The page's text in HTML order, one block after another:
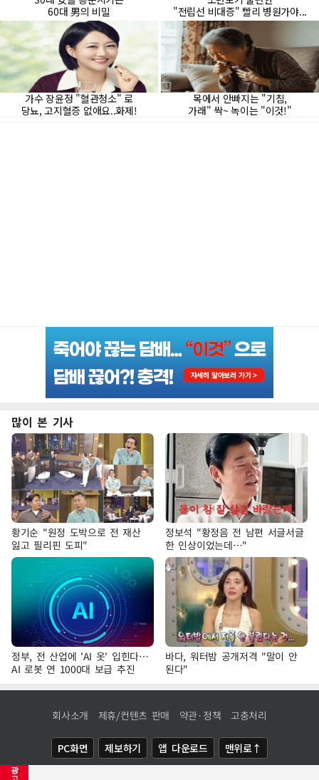
광
많이 본 기사
황기순 "원정 도박으로 전 재산
잃고 필리핀 도피"
정보석 "황정음 전 남편 서글서글
한 인상이었는데…"
정부, 전 산업에 'AI 옷' 입힌다…
AI 로봇 연 1000대 보급 추진
바다, 워터밤 공개저격 "말이 안
된다"
회사소개 제휴/컨텐츠 판매 약관·정책 고충처리
PC화면 제보하기 앱 다운로드 맨위로↑